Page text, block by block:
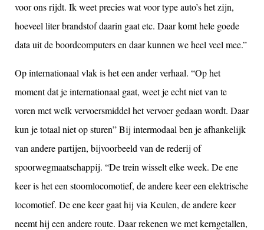
voor ons rijdt. Ik weet precies wat voor type auto’s het zijn,
hoeveel liter brandstof daarin gaat etc. Daar komt hele goede
data uit de boordcomputers en daar kunnen we heel veel mee.”
Op internationaal vlak is het een ander verhaal. “Op het
moment dat je internationaal gaat, weet je echt niet van te
voren met welk vervoersmiddel het vervoer gedaan wordt. Daar
kun je totaal niet op sturen” Bij intermodaal ben je afhankelijk
van andere partijen, bijvoorbeeld van de rederij of
spoorwegmaatschappij. “De trein wisselt elke week. De ene
keer is het een stoomlocomotief, de andere keer een elektrische
locomotief. De ene keer gaat hij via Keulen, de andere keer
neemt hij een andere route. Daar rekenen we met kerngetallen,